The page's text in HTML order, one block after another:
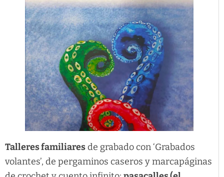
Talleres familiares de grabado con ‘Grabados
volantes’, de pergaminos caseros y marcapáginas